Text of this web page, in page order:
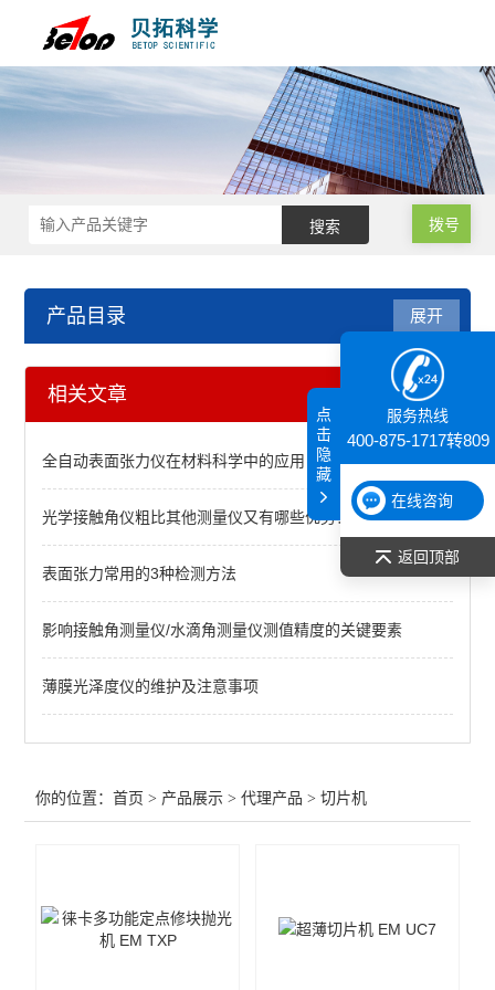
拨号
产品目录
代理产品
原子吸收光谱（AAS）
仪器鉴定用标准物质
切片机
查看全部 >>
展开
相关文章
全自动表面张力仪在材料科学中的应用
光学接触角仪粗比其他测量仪又有哪些优势？
表面张力常用的3种检测方法
影响接触角测量仪/水滴角测量仪测值精度的关键要素
薄膜光泽度仪的维护及注意事项
你的位置：首页 > 产品展示 >代理产品 >切片机
服务热线
400-875-1717转809
在线咨询
返回顶部
点
击
隐
藏